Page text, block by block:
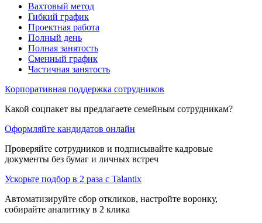
Вахтовый метод
Гибкий график
Проектная работа
Полный день
Полная занятость
Сменный график
Частичная занятость
Корпоративная поддержка сотрудников
Какой соцпакет вы предлагаете семейным сотрудникам?
Оформляйте кандидатов онлайн
Проверяйте сотрудников и подписывайте кадровые
документы без бумаг и личных встреч
Ускорьте подбор в 2 раза с Talantix
Автоматизируйте сбор откликов, настройте воронку,
собирайте аналитику в 2 клика